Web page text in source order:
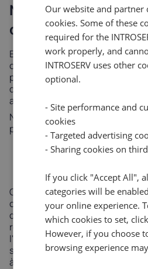
Nouvelle offre de
d'hébergement web
En outre, nos plans
considérablement améliorés
performances accrues. Nous
des plans d'hébergement avec
accrues et à un prix plus bas
Nous offrons les
plans d'hébergement web :
Une vitesse plus élevée
Plus d'espace disponible
Un moyen rentable de
Que vous hébergez un blog
commerce électronique ou
d'entreprise, nos plans
répondre à vos besoins
l'importance d'un site web
sont conçus pour assurer une
à vos visiteurs.
Our website and partner
cookies. Some of these
required for the
work properly, and
INTROSERV uses other
optional.
- Site performance and
cookies
- Targeted advertising
- Sharing cookies on
If you click "Accept All",
categories will be
your online experience.
which cookies to set,
However, if you choose
browsing experience